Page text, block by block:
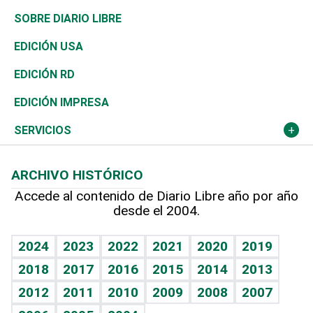
José Boquete
Reportajes
Asia
África
Ocenanía
Caribe
Resto del mundo
Consumo
Vivienda
Telecom.
Global y variable
Economía personal
Belleza
Buena Vida
Sociales
Novedades
Podcast Arte Libre
Hablando con el pediatra
Vida y familia
Eñe
Celebrando la vida
Golf
Ciclismo
Tenis
Olimpismo
Más deportes
Línea de hit
TBT Deportivo
De buena tinta
En Directo
El Espía
Noticiero Poteleche
Columnistas
Más firmas
Clima
Tecnología
Historia
Martes de tecnología
Cambio climático
Mundo
Economía
Revista
Deportes
Opinión
Hecho en casa
Guía del dinero
SOBRE DIARIO LIBRE
EDICIÓN USA
EDICIÓN RD
EDICIÓN IMPRESA
SERVICIOS
Cumpleaños
Horóscopos
Crucigramas
ARCHIVO HISTÓRICO
Accede al contenido de Diario Libre año por año
desde el 2004.
2024 2023 2022 2021 2020
2019
2018
2017 2016 2015 2014
2013
2012
2011 2010 2009 2008
2007